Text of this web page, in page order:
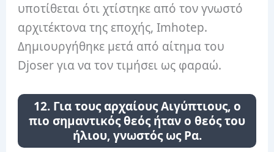
υποτίθεται ότι χτίστηκε από τον γνωστό
αρχιτέκτονα της εποχής, Imhotep.
Δημιουργήθηκε μετά από αίτημα του
Djoser για να τον τιμήσει ως φαραώ.
12. Για τους αρχαίους Αιγύπτιους, ο
πιο σημαντικός θεός ήταν ο θεός του
ήλιου, γνωστός ως Ρα.